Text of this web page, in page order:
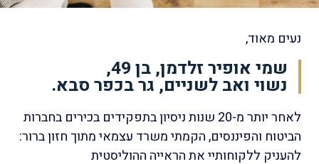
נעים מאוד,
שמי אופיר זלדמן, בן 49,
נשוי ואב לשניים, גר בכפר סבא.
לאחר יותר מ-20 שנות ניסיון בתפקידים בכירים בחברות
הביטוח והפיננסים, הקמתי משרד עצמאי מתוך חזון ברור:
להעניק ללקוחותיי את הראייה ההוליסטית